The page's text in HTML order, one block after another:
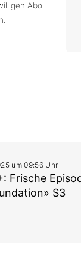
Abo
um 09:56 Uhr
Frische
S3